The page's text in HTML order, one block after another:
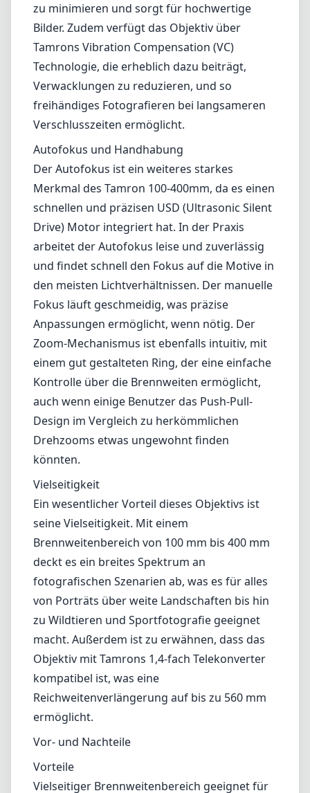
zu minimieren und sorgt für hochwertige
Bilder. Zudem verfügt das Objektiv über
Tamrons Vibration Compensation (VC)
Technologie, die erheblich dazu beiträgt,
Verwacklungen zu reduzieren, und so
freihändiges Fotografieren bei langsameren
Verschlusszeiten ermöglicht.
Autofokus und Handhabung
Der Autofokus ist ein weiteres starkes
Merkmal des Tamron 100-400mm, da es einen
schnellen und präzisen USD (Ultrasonic Silent
Drive) Motor integriert hat. In der Praxis
arbeitet der Autofokus leise und zuverlässig
und findet schnell den Fokus auf die Motive in
den meisten Lichtverhältnissen. Der manuelle
Fokus läuft geschmeidig, was präzise
Anpassungen ermöglicht, wenn nötig. Der
Zoom-Mechanismus ist ebenfalls intuitiv, mit
einem gut gestalteten Ring, der eine einfache
Kontrolle über die Brennweiten ermöglicht,
auch wenn einige Benutzer das Push-Pull-
Design im Vergleich zu herkömmlichen
Drehzooms etwas ungewohnt finden
könnten.
Vielseitigkeit
Ein wesentlicher Vorteil dieses Objektivs ist
seine Vielseitigkeit. Mit einem
Brennweitenbereich von 100 mm bis 400 mm
deckt es ein breites Spektrum an
fotografischen Szenarien ab, was es für alles
von Porträts über weite Landschaften bis hin
zu Wildtieren und Sportfotografie geeignet
macht. Außerdem ist zu erwähnen, dass das
Objektiv mit Tamrons 1,4-fach Telekonverter
kompatibel ist, was eine
Reichweitenverlängerung auf bis zu 560 mm
ermöglicht.
Vor- und Nachteile
Vorteile
Vielseitiger Brennweitenbereich geeignet für